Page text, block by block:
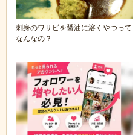
刺身のワサビを醤油に溶くやつって
なんなの？